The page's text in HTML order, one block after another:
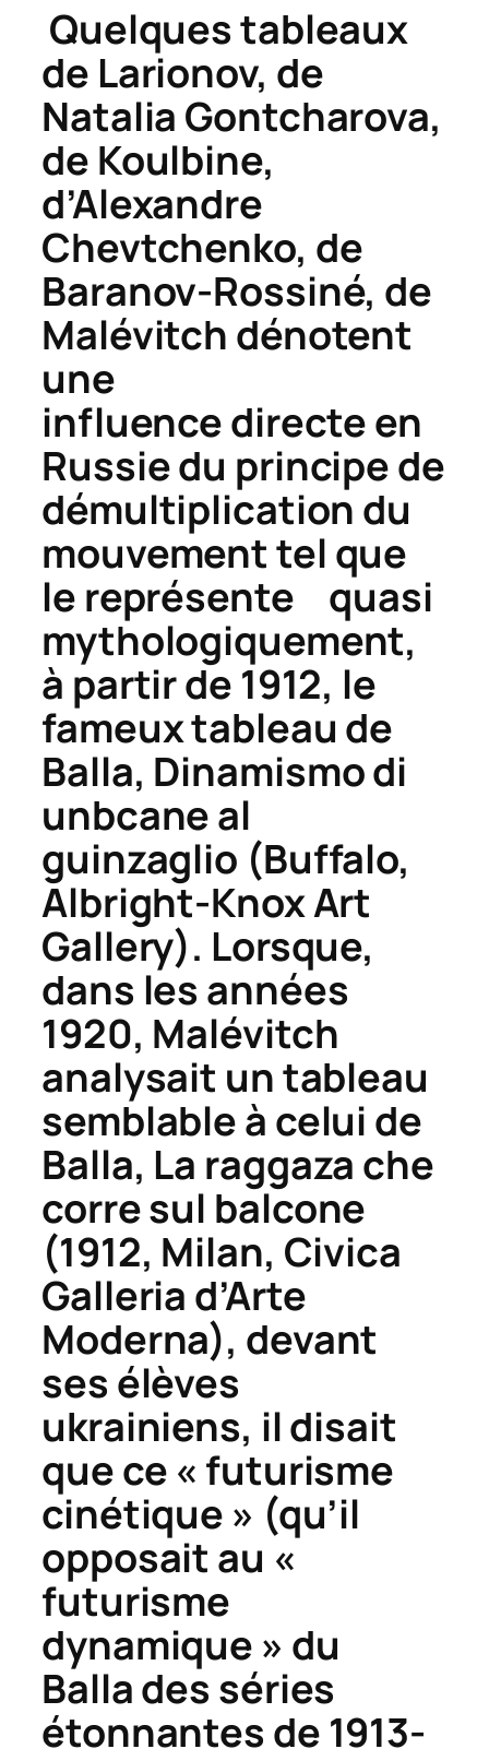
Quelques tableaux
de Larionov, de
Natalia Gontcharova,
de Koulbine,
d’Alexandre
Chevtchenko, de
Baranov-Rossiné, de
Malévitch dénotent
une
influence directe en
Russie du principe de
démultiplication du
mouvement tel que
le représente
quasi
mythologiquement,
à partir de 1912, le
fameux tableau de
Balla, Dinamismo di
unbcane al
guinzaglio (Buffalo,
Albright-Knox Art
Gallery). Lorsque,
dans les années
1920, Malévitch
analysait un tableau
semblable à celui de
Balla, La raggaza che
corre sul balcone
(1912, Milan, Civica
Galleria d’Arte
Moderna), devant
ses élèves
ukrainiens, il disait
que ce « futurisme
cinétique » (qu’il
opposait au «
futurisme
dynamique » du
Balla des séries
étonnantes de 1913-